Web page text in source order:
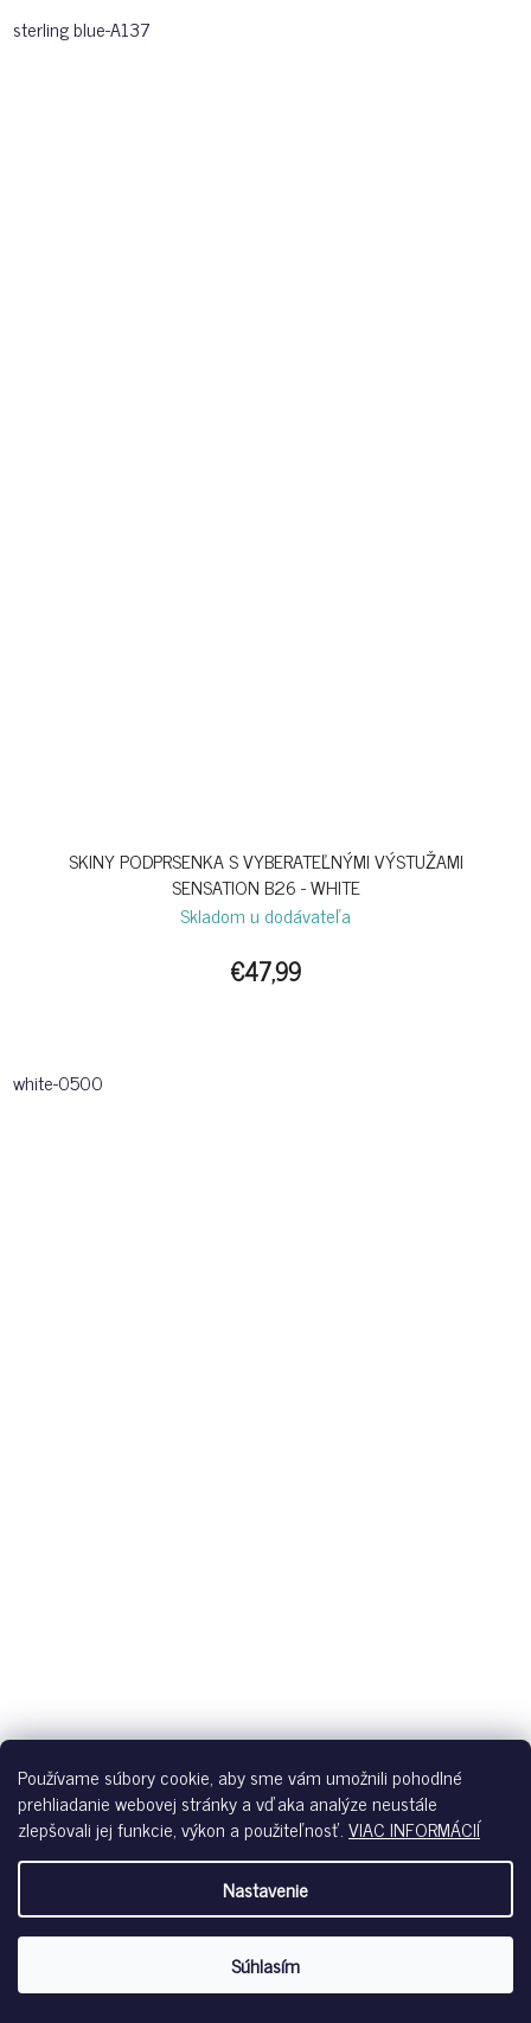
Používame súbory cookie, aby sme vám umožnili pohodlné
prehliadanie webovej stránky a vďaka analýze neustále
zlepšovali jej funkcie, výkon a použiteľnosť.VIAC INFORMÁCIÍ
Nastavenie
Súhlasím
sterling blue-A137
SKINY PODPRSENKA S VYBERATEĽNÝMI VÝSTUŽAMI
SENSATION B26 - WHITE
Skladom u dodávateľa
€47,99
white-0500
SKINY DÁMSKE PANTY 2-BALENIE MODAL LACE B26 - BEIGE
Skladom
€29,99